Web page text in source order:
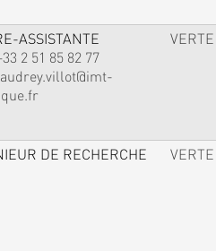
ASSISTANTE
2 51 85 82 77
audrey.villot@imt-
VERTE
DE RECHERCHE VERTE